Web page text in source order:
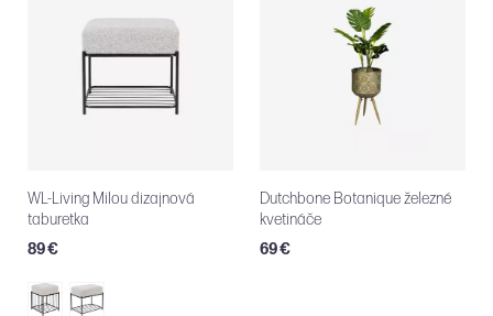
WL-Living Milou dizajnová
taburetka
89 €
Dutchbone Botanique železné
kvetináče
69 €